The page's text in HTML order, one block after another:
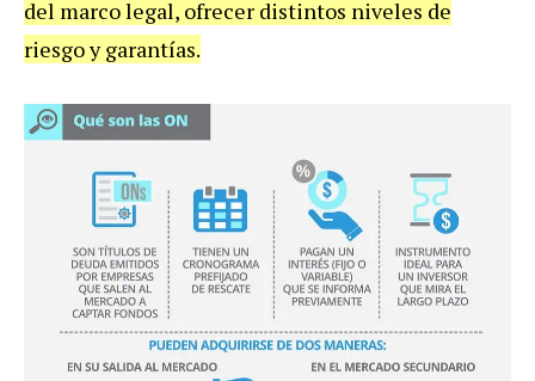
del marco legal, ofrecer distintos niveles de
riesgo y garantías.